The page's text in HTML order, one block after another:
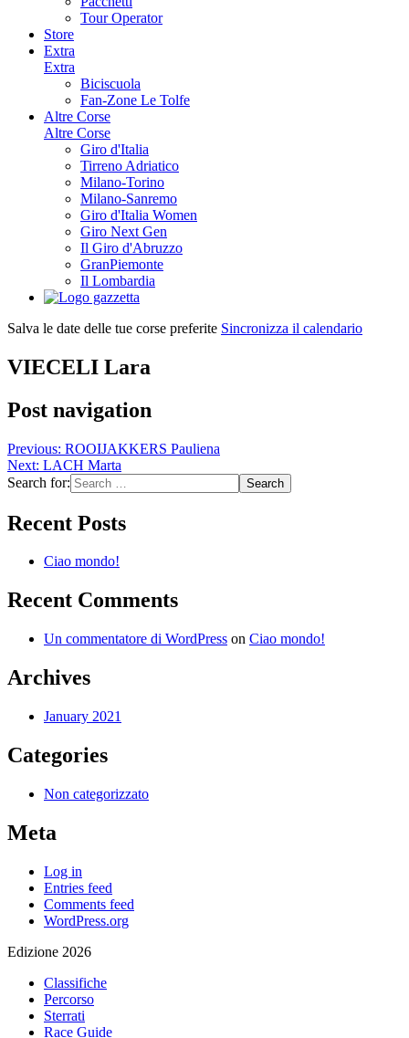
Tour Operator
Store
Extra
Extra
Biciscuola
Fan-Zone Le Tolfe
Altre Corse
Altre Corse
Giro d'Italia
Tirreno Adriatico
Milano-Torino
Milano-Sanremo
Giro d'Italia Women
Giro Next Gen
Il Giro d'Abruzzo
GranPiemonte
Il Lombardia
Salva le date delle tue corse preferite Sincronizza il calendario
VIECELI Lara
Post navigation
Previous: ROOIJAKKERS Pauliena
Next: LACH Marta
Search for:
Recent Posts
Ciao mondo!
Recent Comments
Un commentatore di WordPress on Ciao mondo!
Archives
January 2021
Categories
Non categorizzato
Meta
Log in
Entries feed
Comments feed
WordPress.org
Edizione 2026
Classifiche
Percorso
Sterrati
Race Guide